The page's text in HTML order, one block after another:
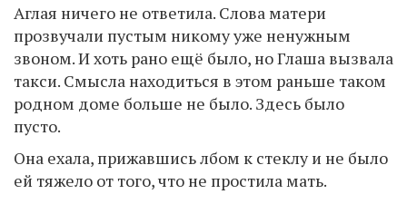
Аглая ничего не ответила. Слова матери
прозвучали пустым никому уже ненужным
звоном. И хоть рано ещё было, но Глаша вызвала
такси. Смысла находиться в этом раньше таком
родном доме больше не было. Здесь было
пусто.
Она ехала, прижавшись лбом к стеклу и не было
ей тяжело от того, что не простила мать.